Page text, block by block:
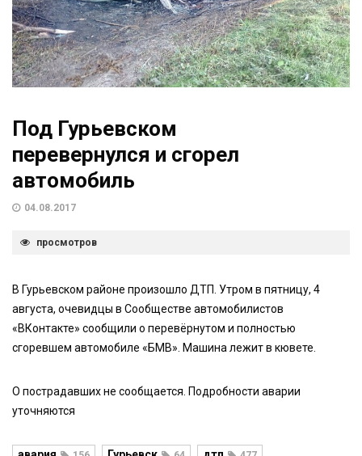
Под Гурьевском
перевернулся и сгорел
автомобиль
04.08.2017
просмотров
В Гурьевском районе произошло ДТП. Утром в пятницу, 4
августа, очевидцы в Сообществе автомобилистов
«ВКонтакте» сообщили о перевёрнутом и полностью
сгоревшем автомобиле «БМВ». Машина лежит в кювете.
О пострадавших не сообщается. Подробности аварии
уточняются